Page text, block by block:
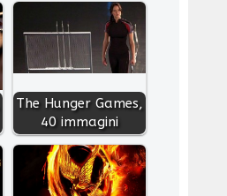
The Hunger Games,
40 immagini